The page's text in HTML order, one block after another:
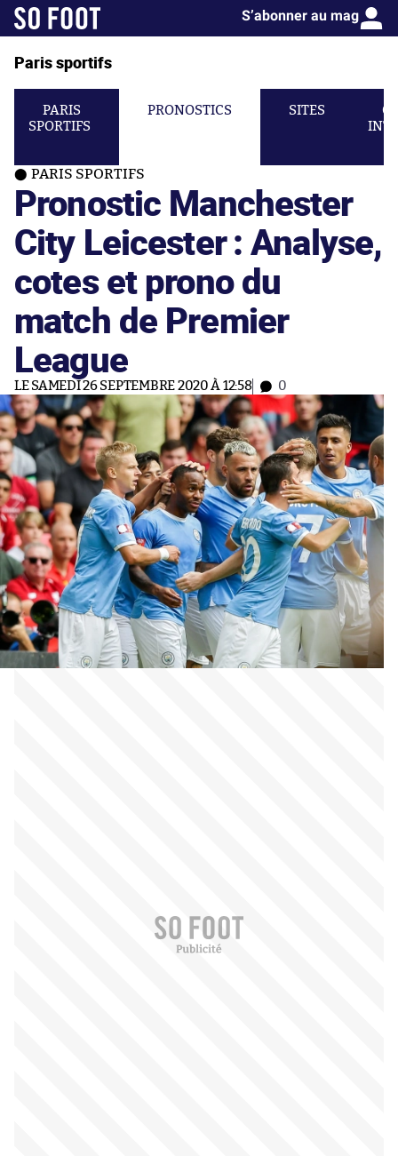
S’abonner au mag
Paris sportifs
PARIS
SPORTIFS
PRONOSTICS SITES
PARIS SPORTIFS
Pronostic Manchester
City Leicester : Analyse,
cotes et prono du
match de Premier
League
LE SAMEDI 26 SEPTEMBRE 2020 À 12:58 0